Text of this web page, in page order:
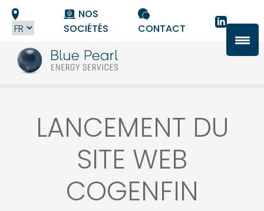
NOS
SOCIÉTÉS
CONTACT
LANCEMENT DU
SITE WEB
COGENFIN
Panneau de gestion des cookies